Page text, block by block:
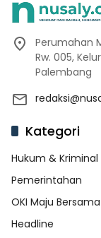
Perumahan
Rw. 005,
Palembang
Kategori
Hukum & Kriminal
Pemerintahan
OKI Maju Bersama
Headline